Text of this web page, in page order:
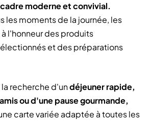
cadre moderne et convivial.
les moments de la journée, les
l'honneur des produits
et des préparations
la recherche d'undéjeuner rapide,
ou d'une pause gourmande,
carte variée adaptée à toutes les